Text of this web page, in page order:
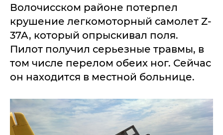
Волочисском районе потерпел
крушение легкомоторный самолет Z-
37A, который опрыскивал поля.
Пилот получил серьезные травмы, в
том числе перелом обеих ног. Сейчас
он находится в местной больнице.